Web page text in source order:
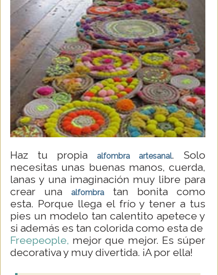
Haz tu propia alfombra artesanal. Solo
necesitas unas buenas manos, cuerda,
lanas y una imaginación muy libre para
crear una
alfombra
tan bonita como
esta. Porque llega el frío y tener a tus
pies un modelo tan calentito apetece y
si además es tan colorida como esta de
Freepeople, mejor que mejor. Es súper
decorativa y muy divertida. ¡A por ella!